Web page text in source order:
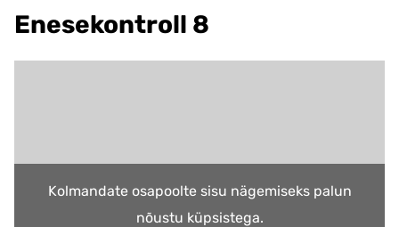
Enesekontroll 8
Kolmandate osapoolte sisu nägemiseks palun
nõustu küpsistega.